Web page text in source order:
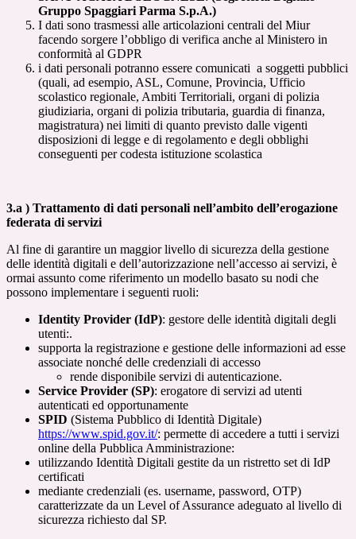
Gruppo Spaggiari Parma S.p.A.)
I dati sono trasmessi alle articolazioni centrali del Miur
facendo sorgere l’obbligo di verifica anche al Ministero in
conformità al GDPR
i dati personali potranno essere comunicati a soggetti pubblici
(quali, ad esempio, ASL, Comune, Provincia, Ufficio
scolastico regionale, Ambiti Territoriali, organi di polizia
giudiziaria, organi di polizia tributaria, guardia di finanza,
magistratura) nei limiti di quanto previsto dalle vigenti
disposizioni di legge e di regolamento e degli obblighi
conseguenti per codesta istituzione scolastica
3.a ) Trattamento di dati personali nell’ambito dell’erogazione
federata di servizi
Al fine di garantire un maggior livello di sicurezza della gestione
delle identità digitali e dell’autorizzazione nell’accesso ai servizi, è
ormai assunto come riferimento un modello basato su nodi che
possono implementare i seguenti ruoli:
Identity Provider (IdP): gestore delle identità digitali degli
utenti:.
supporta la registrazione e gestione delle informazioni ad esse
associate nonché delle credenziali di accesso
rende disponibile servizi di autenticazione.
Service Provider (SP): erogatore di servizi ad utenti
autenticati ed opportunamente
SPID (Sistema Pubblico di Identità Digitale)
https://www.spid.gov.it/: permette di accedere a tutti i servizi
online della Pubblica Amministrazione:
utilizzando Identità Digitali gestite da un ristretto set di IdP
certificati
mediante credenziali (es. username, password, OTP)
caratterizzate da un Level of Assurance adeguato al livello di
sicurezza richiesto dal SP.